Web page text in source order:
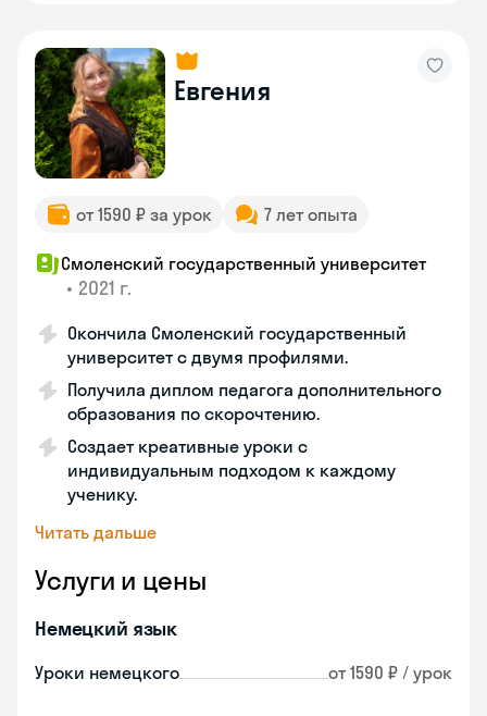
Евгения
от 1590 ₽ за урок 7 лет опыта
Смоленский государственный университет
• 2021 г.
Окончила Смоленский государственный
университет с двумя профилями.
Получила диплом педагога дополнительного
образования по скорочтению.
Создает креативные уроки с
индивидуальным подходом к каждому
ученику.
Читать дальше
Услуги и цены
Немецкий язык
Уроки немецкого от 1590 ₽ / урок